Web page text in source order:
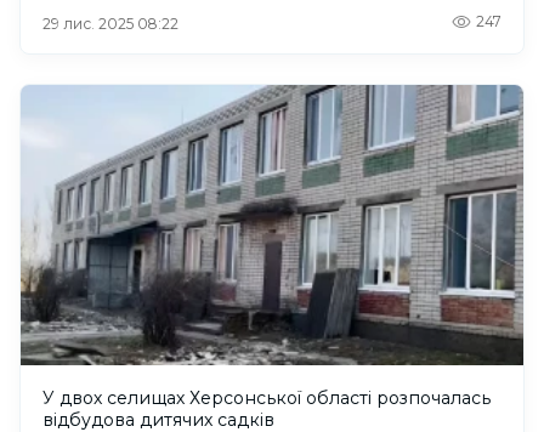
29 лис. 2025 08:22 247
У двох селищах Херсонської області розпочалась
відбудова дитячих садків